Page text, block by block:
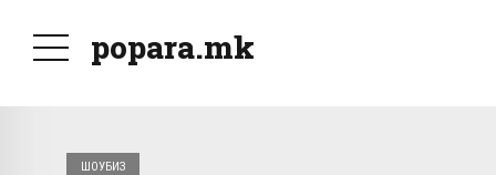
popara.mk
ШОУБИЗ